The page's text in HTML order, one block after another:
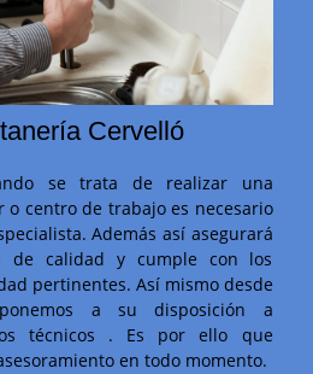
Cervelló
se trata de realizar una
o centro de trabajo es necesario
Además así asegurará
de calidad y cumple con los
pertinentes. Así mismo desde
a su disposición a
técnicos . Es por ello que
en todo momento.